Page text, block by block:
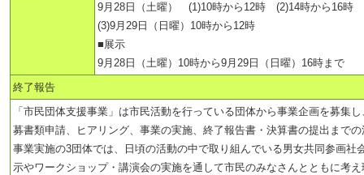
9月28日（土曜） (1)10時から12時 (2)14時から16時
(3)9月29日（日曜）10時から12時
■展示
9月28日（土曜）10時から9月29日（日曜）16時まで
終了報告
「市民団体支援事業」は市民活動を行っている団体から事業企画を募集
募書類申請、ヒアリング、事業の実施、終了報告書・決算書の提出まで
事業実施の3団体では、日頃の活動の中で取り組んでいる男女共同参画社
示やワークショップ・講演会の実施を通して市民のみなさんとともに考